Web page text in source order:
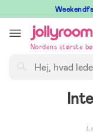
till
innehållet
Nordens største